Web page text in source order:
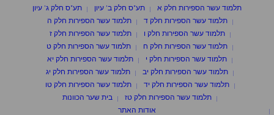
תלמוד עשר הספירות חלק א
תע"ס חלק ב' עיון
תע"ס חלק ג' עיון
תלמוד עשר הספירות חלק ד
תלמוד עשר הספירות חלק ה
תלמוד עשר הספירות חלק ו
תלמוד עשר הספירות חלק ז
תלמוד עשר הספירות חלק ח
תלמוד עשר הספירות חלק ט
תלמוד עשר הספירות חלק י
תלמוד עשר הספירות חלק יא
תלמוד עשר הספירות חלק יב
תלמוד עשר הספירות חלק יג
תלמוד עשר הספירות חלק יד
תלמוד עשר הספירות חלק טו
תלמוד עשר הספירות חלק טז
בית שער הכוונות
אודות האתר